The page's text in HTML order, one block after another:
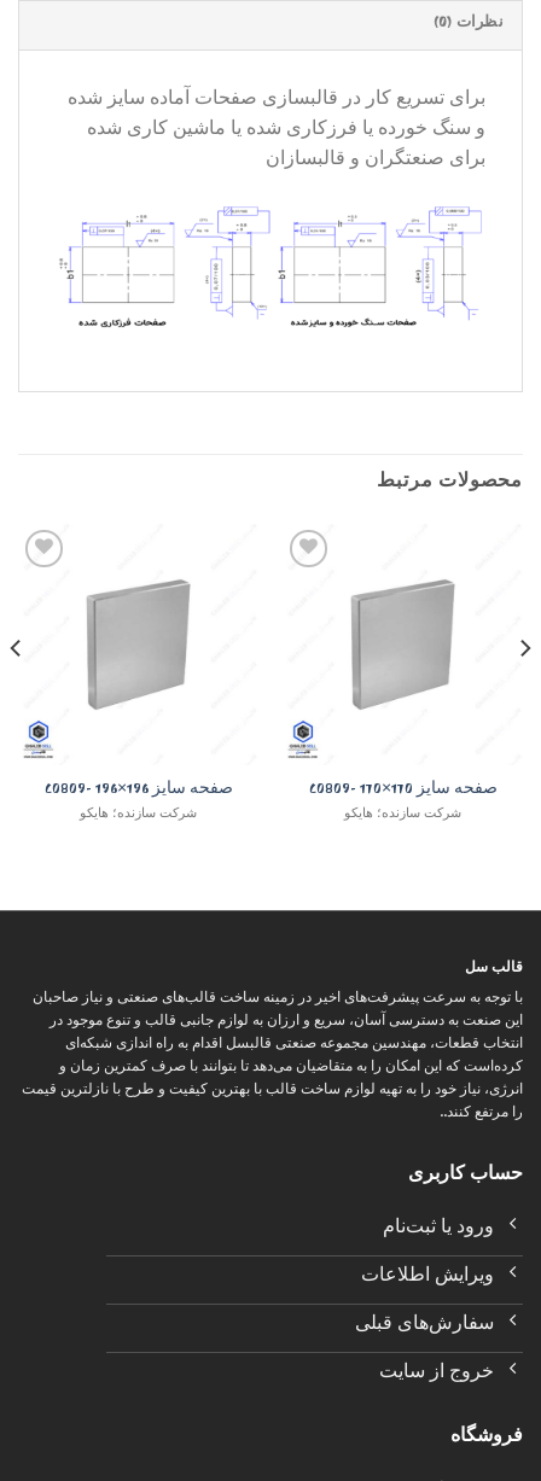
نظرات (0)
برای تسریع کار در قالبسازی صفحات آماده سایز شده
و سنگ خورده یا فرزکاری شده یا ماشین کاری شده
برای صنعتگران و قالبسازان
محصولات مرتبط
صفحه سایز 170×170 -C0809
شرکت سازنده؛ هایکو
صفحه سایز 196×196 -C0809
شرکت سازنده؛ هایکو
قالب سل
با توجه به سرعت پیشرفت‌های اخیر در زمینه ساخت قالب‌های صنعتی و نیاز صاحبان
این صنعت به دسترسی آسان، سریع و ارزان به لوازم جانبی قالب و تنوع موجود در
انتخاب قطعات، مهندسین مجموعه صنعتی قالبسل اقدام به راه اندازی شبکه‌ای
کرده‌است که این امکان را به متقاضیان می‌دهد تا بتوانند با صرف کمترین زمان و
انرژی، نیاز خود را به تهیه لوازم ساخت قالب با بهترین کیفیت و طرح با نازلترین قیمت
را مرتفع کنند..
حساب کاربری
ورود یا ثبت‌نام
ویرایش اطلاعات
سفارش‌های قبلی
خروج از سایت
فروشگاه